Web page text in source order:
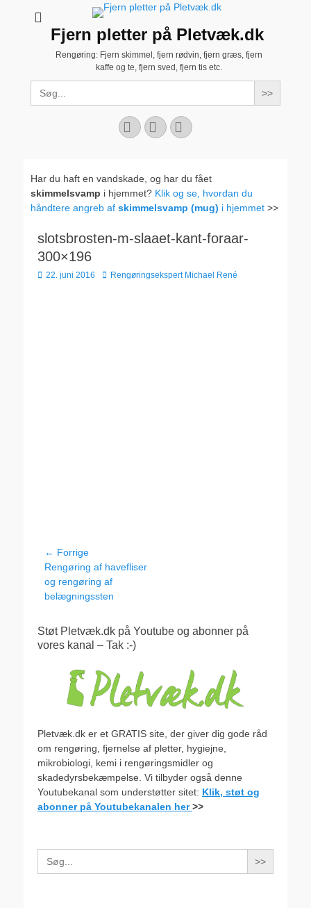
Fjern pletter på Pletvæk.dk
Rengøring: Fjern skimmel, fjern rødvin, fjern græs, fjern
kaffe og te, fjern sved, fjern tis etc.
Search
for:
Facebook
YouTubeInstagram
Har du haft en vandskade, og har du fået
skimmelsvamp i hjemmet? Klik og se, hvordan du
håndtere angreb af skimmelsvamp (mug) i hjemmet >>
slotsbrosten-m-slaaet-kant-foraar-
300×196
Udgivet
22. juni 2016 Forfatter
Rengøringsekspert Michael René
Indlægsnavigation
← Forrige
Forrige
indlæg:
Rengøring af havefliser
og rengøring af
belægningssten
Støt Pletvæk.dk på Youtube og abonner på
vores kanal – Tak :-)
Pletvæk.dk er et GRATIS site, der giver dig gode råd
om rengøring, fjernelse af pletter, hygiejne,
mikrobiologi, kemi i rengøringsmidler og
skadedyrsbekæmpelse. Vi tilbyder også denne
Youtubekanal som understøtter sitet: Klik, støt og
abonner på Youtubekanalen her>>
Search
for: